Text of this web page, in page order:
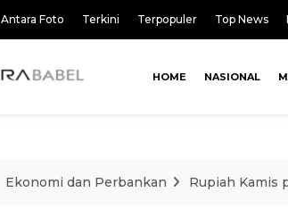
Antara Foto Terkini Terpopuler Top News
HOME NASIONAL
Ekonomi dan Perbankan Rupiah Kamis